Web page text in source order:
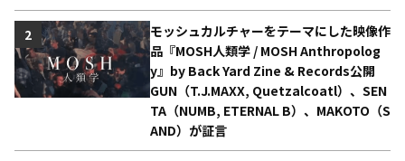
モッシュカルチャーをテーマにした映像作
品『MOSH人類学 / MOSH Anthropolog
y』by Back Yard Zine & Records公開
GUN（T.J.MAXX, Quetzalcoatl）、SEN
TA（NUMB, ETERNAL B）、MAKOTO（S
AND）が証言
2